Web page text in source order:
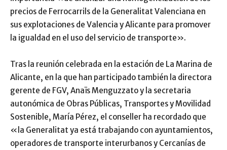
precios de Ferrocarrils de la Generalitat Valenciana en
sus explotaciones de Valencia y Alicante para promover
la igualdad en el uso del servicio de transporte».
Tras la reunión celebrada en la estación de La Marina de
Alicante, en la que han participado también la directora
gerente de FGV, Anaïs Menguzzato y la secretaria
autonómica de Obras Públicas, Transportes y Movilidad
Sostenible, María Pérez, el conseller ha recordado que
«la Generalitat ya está trabajando con ayuntamientos,
operadores de transporte interurbanos y Cercanías de